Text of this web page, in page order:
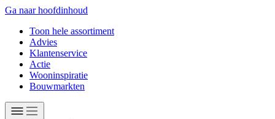
Ga naar hoofdinhoud
Toon hele assortiment
Advies
Klantenservice
Actie
Wooninspiratie
Bouwmarkten